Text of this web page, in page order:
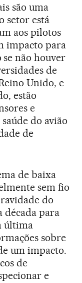
são uma
setor está
aos pilotos
impacto para
não houver
de
Unido, e
estão
e
do avião
de
de baixa
sem fio
do
década para
última
sobre
um impacto.
de
e